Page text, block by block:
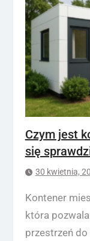
Czym jest
się
30 kwietnia,
Kontener
która
przestrzeń